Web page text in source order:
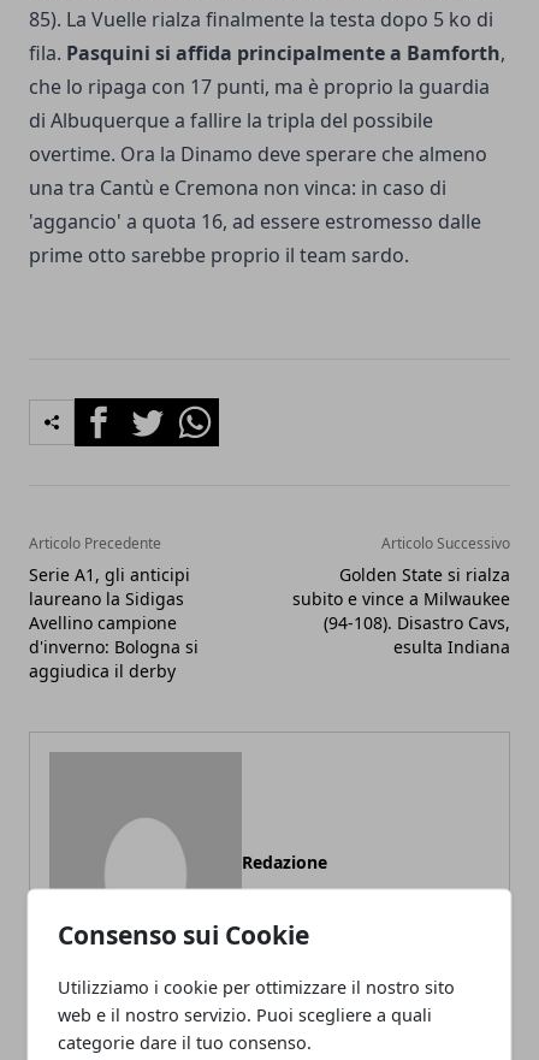
Consenso sui Cookie
Utilizziamo i cookie per ottimizzare il nostro sito
web e il nostro servizio. Puoi scegliere a quali
categorie dare il tuo consenso.
85). La Vuelle rialza finalmente la testa dopo 5 ko di
fila. Pasquini si affida principalmente a Bamforth,
che lo ripaga con 17 punti, ma è proprio la guardia
di Albuquerque a fallire la tripla del possibile
overtime. Ora la Dinamo deve sperare che almeno
una tra Cantù e Cremona non vinca: in caso di
'aggancio' a quota 16, ad essere estromesso dalle
prime otto sarebbe proprio il team sardo.
FacebookTwitterWhatsapp
Articolo Precedente
Serie A1, gli anticipi
laureano la Sidigas
Avellino campione
d'inverno: Bologna si
aggiudica il derby
Articolo Successivo
Golden State si rialza
subito e vince a Milwaukee
(94-108). Disastro Cavs,
esulta Indiana
Redazione